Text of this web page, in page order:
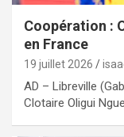
Coopération :
en France
19 juillet 2026
AD – Libreville
Clotaire Oligui